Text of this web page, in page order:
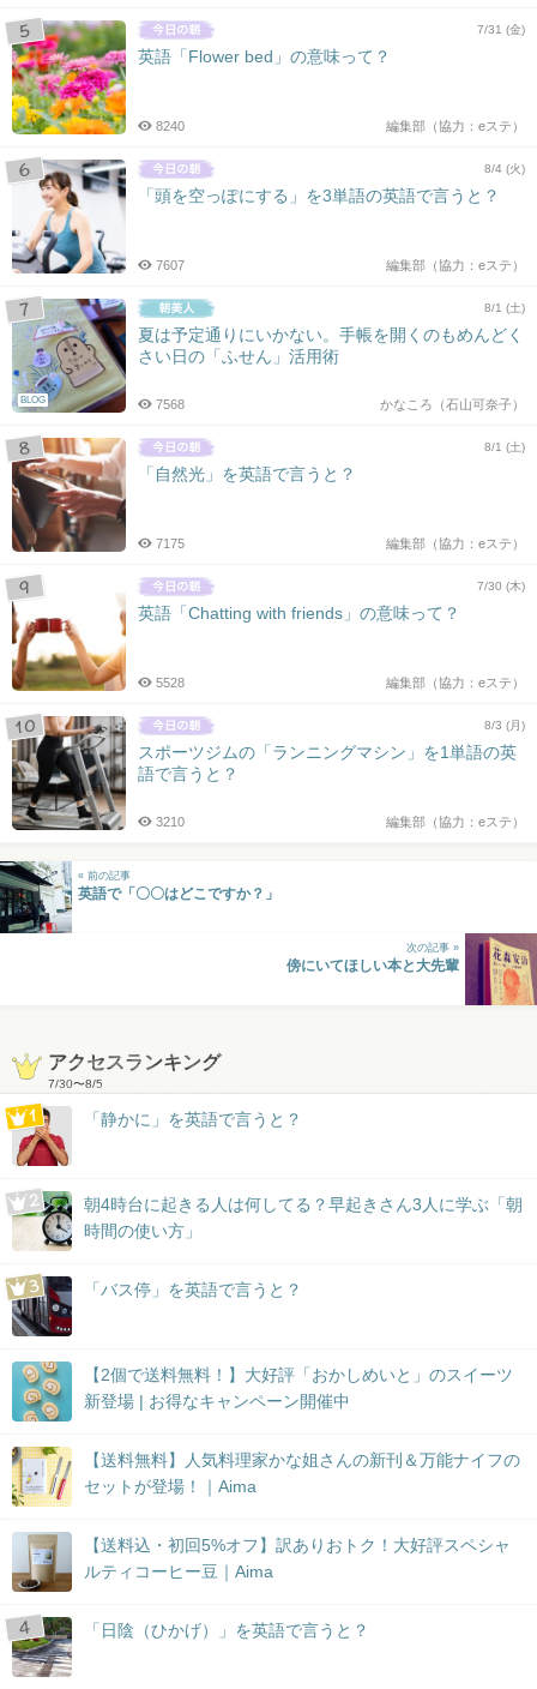
7/31 (金)
英語「Flower bed」の意味って？
編集部（協力：eステ）
8240
8/4 (火)
「頭を空っぽにする」を3単語の英語で言うと？
編集部（協力：eステ）
7607
BLOG
8/1 (土)
夏は予定通りにいかない。手帳を開くのもめんどく
さい日の「ふせん」活用術
かなころ（石山可奈子）
7568
8/1 (土)
「自然光」を英語で言うと？
編集部（協力：eステ）
7175
7/30 (木)
英語「Chatting with friends」の意味って？
編集部（協力：eステ）
5528
8/3 (月)
スポーツジムの「ランニングマシン」を1単語の英
語で言うと？
編集部（協力：eステ）
3210
« 前の記事
英語で「〇〇はどこですか？」
次の記事 »
傍にいてほしい本と大先輩
アクセスランキング
7/30〜8/5
「静かに」を英語で言うと？
朝4時台に起きる人は何してる？早起きさん3人に学ぶ「朝
時間の使い方」
「バス停」を英語で言うと？
【2個で送料無料！】大好評「おかしめいと」のスイーツ
新登場 | お得なキャンペーン開催中
【送料無料】人気料理家かな姐さんの新刊＆万能ナイフの
セットが登場！｜Aima
【送料込・初回5%オフ】訳ありおトク！大好評スペシャ
ルティコーヒー豆｜Aima
「日陰（ひかげ）」を英語で言うと？